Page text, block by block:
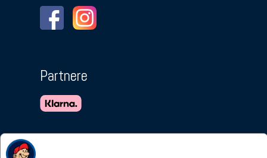
Partnere